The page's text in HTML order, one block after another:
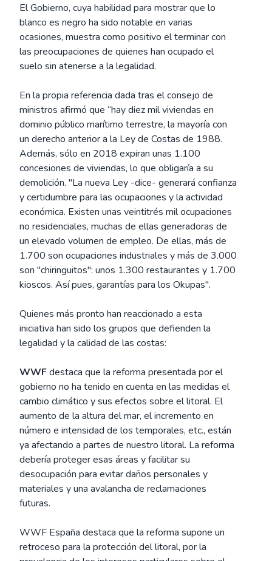
El Gobierno, cuya habilidad para mostrar que lo
blanco es negro ha sido notable en varias
ocasiones, muestra como positivo el terminar con
las preocupaciones de quienes han ocupado el
suelo sin atenerse a la legalidad.
En la propia referencia dada tras el consejo de
ministros afirmó que “hay diez mil viviendas en
dominio público marítimo terrestre, la mayoría con
un derecho anterior a la Ley de Costas de 1988.
Además, sólo en 2018 expiran unas 1.100
concesiones de viviendas, lo que obligaría a su
demolición. "La nueva Ley -dice- generará confianza
y certidumbre para las ocupaciones y la actividad
económica. Existen unas veintitrés mil ocupaciones
no residenciales, muchas de ellas generadoras de
un elevado volumen de empleo. De ellas, más de
1.700 son ocupaciones industriales y más de 3.000
son "chiringuitos": unos 1.300 restaurantes y 1.700
kioscos. Así pues, garantías para los Okupas".
Quienes más pronto han reaccionado a esta
iniciativa han sido los grupos que defienden la
legalidad y la calidad de las costas:
WWFdestaca que la reforma presentada por el
gobierno no ha tenido en cuenta en las medidas el
cambio climático y sus efectos sobre el litoral. El
aumento de la altura del mar, el incremento en
número e intensidad de los temporales, etc., están
ya afectando a partes de nuestro litoral. La reforma
debería proteger esas áreas y facilitar su
desocupación para evitar daños personales y
materiales y una avalancha de reclamaciones
futuras.
WWF España destaca que la reforma supone un
retroceso para la protección del litoral, por la